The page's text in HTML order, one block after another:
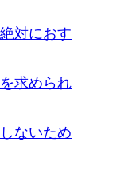
対におす
求められ
ないため